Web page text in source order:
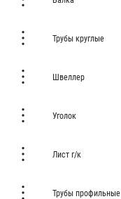
Трубы круглые
Швеллер
Уголок
Лист г/к
Трубы профильные